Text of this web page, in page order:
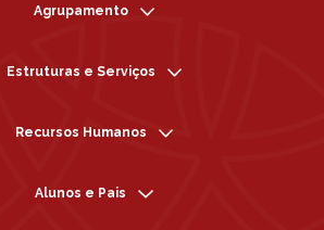
Agrupamento
Estruturas e Serviços
Recursos Humanos
Alunos e Pais